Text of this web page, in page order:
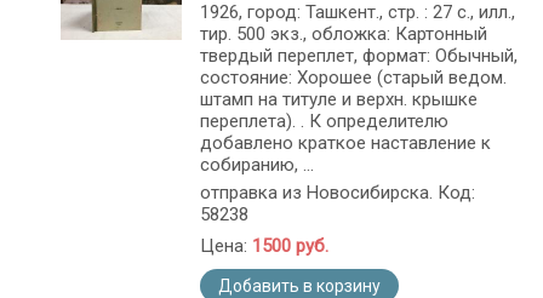
1926, город: Ташкент., стр. : 27 с., илл.,
тир. 500 экз., обложка: Картонный
твердый переплет, формат: Обычный,
состояние: Хорошее (старый ведом.
штамп на титуле и верхн. крышке
переплета). . К определителю
добавлено краткое наставление к
собиранию, ...
отправка из Новосибирска. Код:
58238
Цена: 1500 руб.
Добавить в корзину